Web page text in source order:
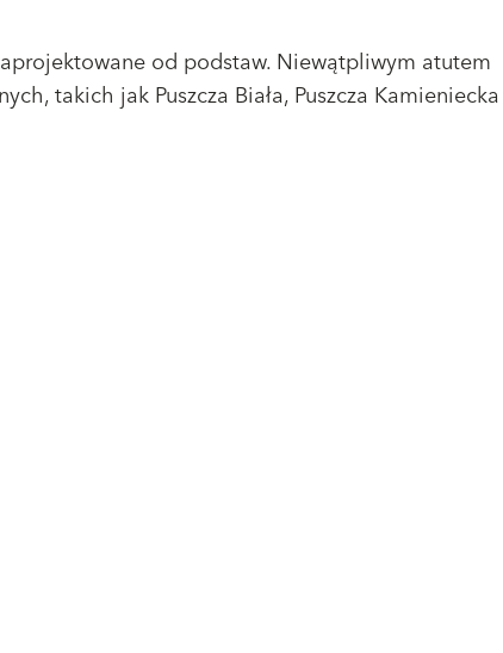
od podstaw. Niewątpliwym atutem
takich jak Puszcza Biała, Puszcza Kamieniecka